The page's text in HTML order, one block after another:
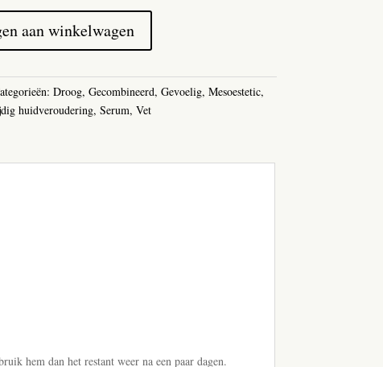
aan winkelwagen
Droog, Gecombineerd, Gevoelig, Mesoestetic,
huidveroudering, Serum, Vet
hem dan het restant weer na een paar dagen.